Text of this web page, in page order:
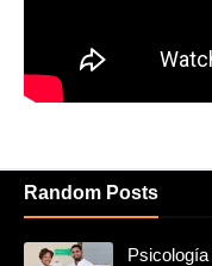
Random Posts